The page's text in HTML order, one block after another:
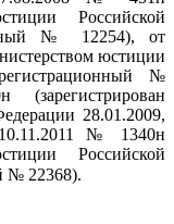
Российской
№ 12254), от
юстиции
№
28.01.2009,
10.11.2011 № 1340н
Российской
№ 22368).